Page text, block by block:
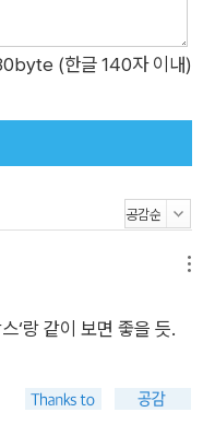
자’로 거듭나고, 그러지
처럼 ‘유해한’ 남성성
인은 자신의 문제에 관해
때문에 위기 지점에 이
은 ‘가까운 친구가 없
르지 않는다’고 답했다.
는 지금 무슨 일이 벌어
에서 반페미니스트적
니티를 구축하고 남자
(한글 140자 이내)
‘랑 같이 보면 좋을 듯.